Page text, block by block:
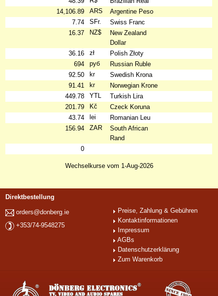
14,106.89
ARS
Argentine Peso
7.74
SFr.
Swiss Franc
16.37
NZ$
New Zealand
Dollar
36.16
zł
Polish Złoty
694
руб
Russian Ruble
92.50
kr
Swedish Krona
91.41
kr
Norwegian Krone
449.78
YTL
Turkish Lira
201.79
Kč
Czeck Koruna
43.74
lei
Romanian Leu
156.94
ZAR
South African
Rand
0
Wechselkurse vom 1-Aug-2026
Direktbestellung
orders@donberg.ie
+353/74-9548275
Preise, Zahlung & Gebühren
Kontaktinformationen
Impressum
AGBs
Datenschutzerklärung
Zum Warenkorb